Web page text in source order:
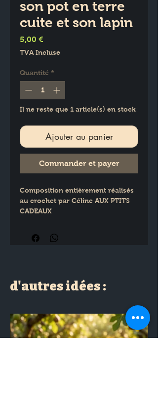
son pot en terre
cuite et son lapin
5,00 €
TVA Incluse
Quantité *
Il ne reste que 1 article(s) en stock
Ajouter au panier
Commander et payer
Composition entièrement réalisés
au crochet par Céline AUX PTITS
CADEAUX
d'autres idées :